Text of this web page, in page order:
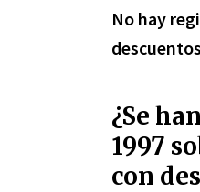
No hay
¿Se
1997
con